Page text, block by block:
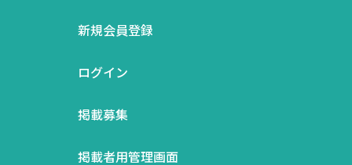
新規会員登録
ログイン
掲載募集
掲載者用管理画面